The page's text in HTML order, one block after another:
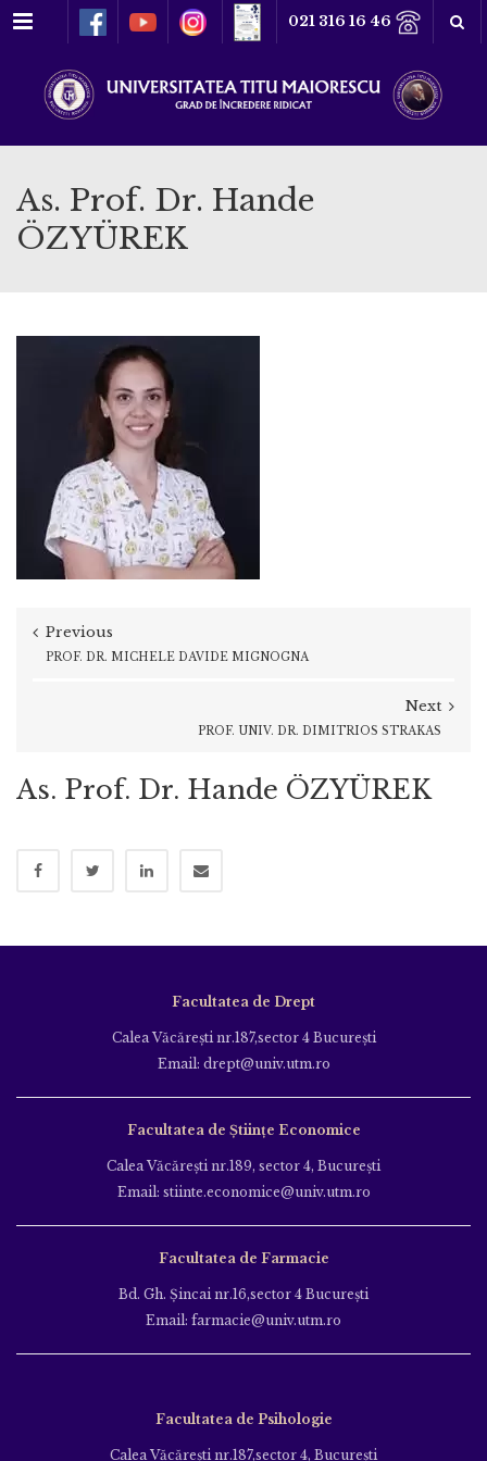
Meniu 021 316 16 46
As. Prof. Dr. Hande
ÖZYÜREK
Previous
PROF. DR. MICHELE DAVIDE MIGNOGNA
Next
PROF. UNIV. DR. DIMITRIOS STRAKAS
As. Prof. Dr. Hande ÖZYÜREK
Facultatea de Drept
Calea Văcăreşti nr.187,sector 4 Bucureşti
Email: drept@univ.utm.ro
Facultatea de Științe Economice
Calea Văcăreşti nr.189, sector 4, Bucureşti
Email: stiinte.economice@univ.utm.ro
Facultatea de Farmacie
Bd. Gh. Şincai nr.16,sector 4 Bucureşti
Email: farmacie@univ.utm.ro
Facultatea de Psihologie
Calea Văcăreşti nr.187,sector 4, Bucureşti